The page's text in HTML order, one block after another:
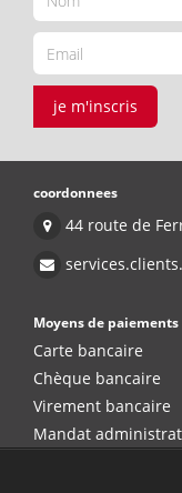
je m'inscris
coordonnees
44 route de
Moyens de paiements
Carte bancaire
Chèque bancaire
Virement bancaire
Mandat